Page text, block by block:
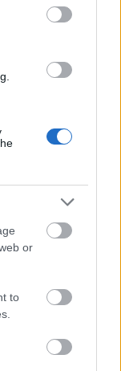
or
to
az
nem zenei
tudtam